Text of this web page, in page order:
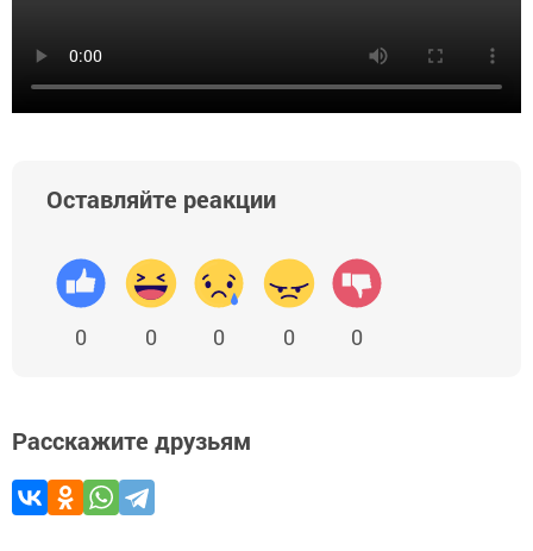
Оставляйте реакции
0 0 0 0 0
Расскажите друзьям